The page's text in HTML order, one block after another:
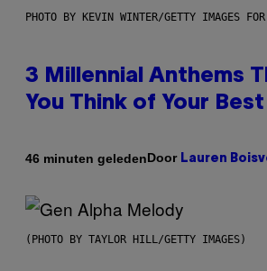
PHOTO BY KEVIN WINTER/GETTY IMAGES
3 Millennial Anthems
You Think of Your
46 minuten geledenDoor Lauren
(PHOTO BY TAYLOR HILL/GETTY IMAGES)